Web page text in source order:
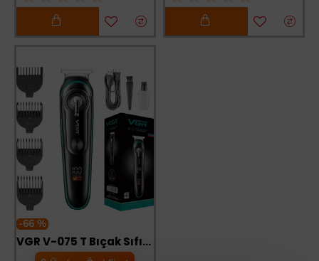
-66 %
VGR V-075 T Bıçak Sıfır Kesim LCD Ekran Şarjlı Tıraş Makinesi